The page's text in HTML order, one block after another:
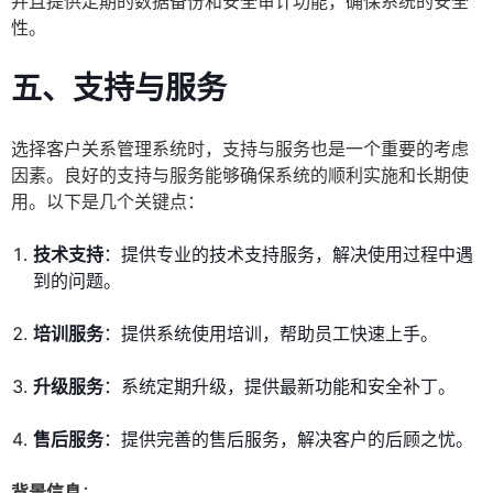
性。
五、支持与服务
选择客户关系管理系统时，支持与服务也是一个重要的考虑
因素。良好的支持与服务能够确保系统的顺利实施和长期使
用。以下是几个关键点：
技术支持：提供专业的技术支持服务，解决使用过程中遇
到的问题。
培训服务：提供系统使用培训，帮助员工快速上手。
升级服务：系统定期升级，提供最新功能和安全补丁。
售后服务：提供完善的售后服务，解决客户的后顾之忧。